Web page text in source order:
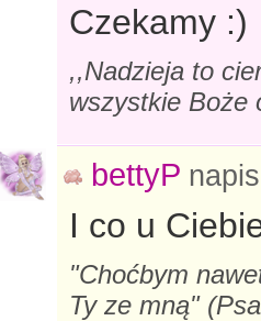
Czekamy :)
,,Nadzieja to
wszystkie
bettyP
I co u
"Choćbym
Ty ze mną"